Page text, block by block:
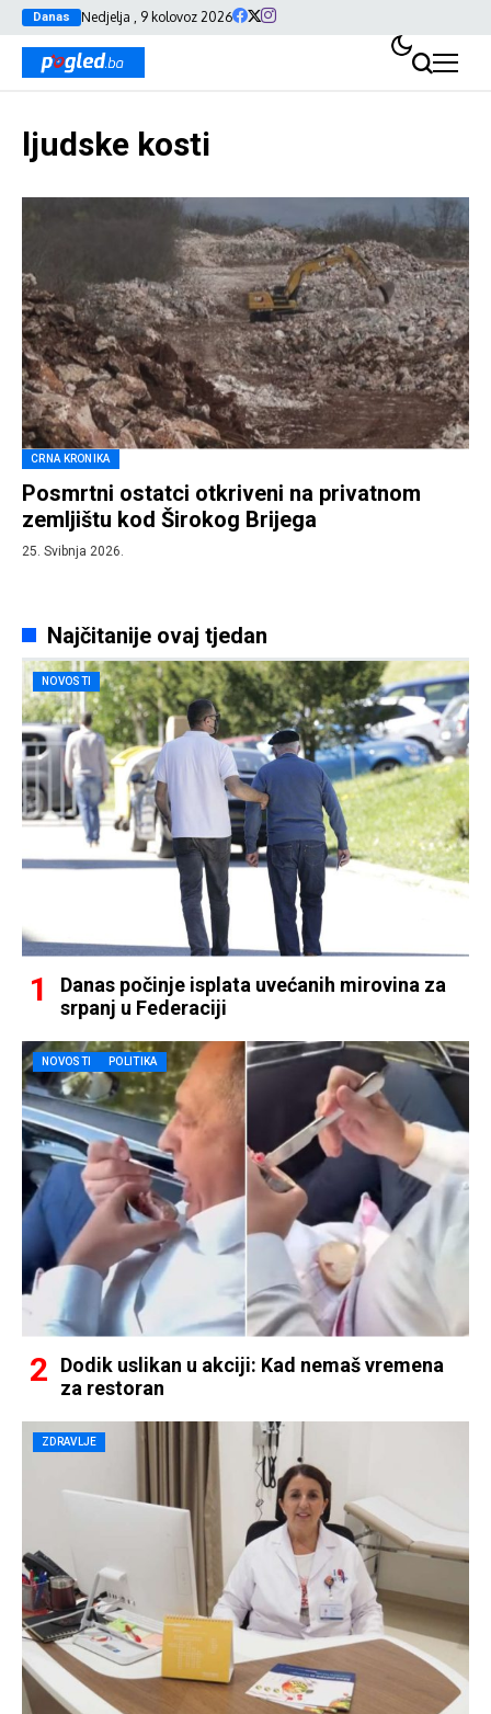
Danas Nedjelja , 9 kolovoz 2026
ljudske kosti
CRNA KRONIKA
Posmrtni ostatci otkriveni na privatnom
zemljištu kod Širokog Brijega
25. Svibnja 2026.
Najčitanije ovaj tjedan
NOVOSTI
Danas počinje isplata uvećanih mirovina za
srpanj u Federaciji
NOVOSTI POLITIKA
Dodik uslikan u akciji: Kad nemaš vremena
za restoran
ZDRAVLJE